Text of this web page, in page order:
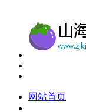
网站首页